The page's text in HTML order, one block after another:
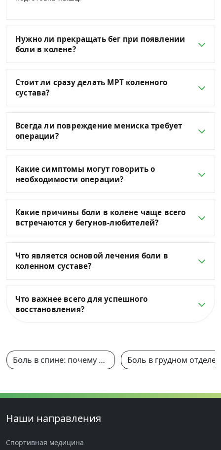
Нужно ли прекращать бег при появлении
боли в колене?
Стоит ли сразу делать МРТ коленного
сустава?
Всегда ли повреждение мениска требует
операции?
Какие симптомы могут говорить о
необходимости операции?
Какие причины боли в колене чаще всего
встречаются у бегунов-любителей?
Что является основой лечения боли в
коленном суставе?
Что важнее всего для успешного
восстановления?
Боль в спине: почему она возникает и всегда ли нужно делать МРТ?
Наши направления
Спортивная медицина